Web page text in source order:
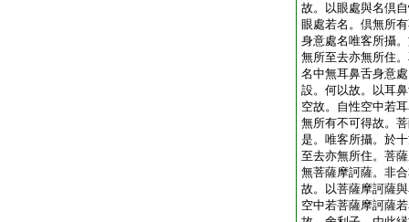
故。以眼處與名倶
眼處若名。倶無所
身意處名唯客所攝
無所至去亦無所住
名中無耳鼻舌身意
設。何以故。以耳
空故。自性空中若
無所有不可得故。
是。唯客所攝。於
至去亦無所住。菩
無菩薩摩訶薩。非
故。以菩薩摩訶薩
空中若菩薩摩訶薩